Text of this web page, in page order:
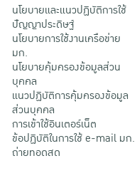
นโยบายและแนวปฏิบัติการใช้
ปัญญาประดิษฐ์
นโยบายการใช้งานเครือข่าย
มก.
นโยบายคุ้มครองข้อมูลส่วน
บุคคล
แนวปฏิบัติการคุ้มครองข้อมูล
ส่วนบุคคล
การเข้าใช้อินเตอร์เน็ต
ข้อปฏิบัติในการใช้ e-mail มก.
ถ่ายทอดสด